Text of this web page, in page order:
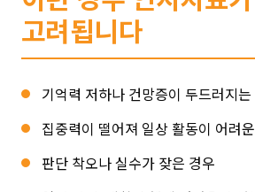
고려됩니다
기억력 저하나 건망증이 두드러지는
집중력이 떨어져 일상 활동이 어려
판단 착오나 실수가 잦은 경우